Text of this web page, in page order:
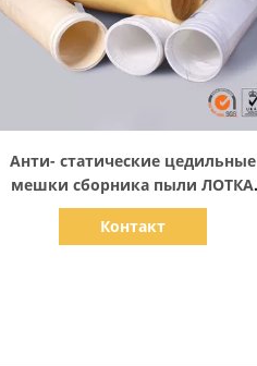
Анти- статические цедильные
мешки сборника пыли ЛОТКА
550Gsm
Контакт